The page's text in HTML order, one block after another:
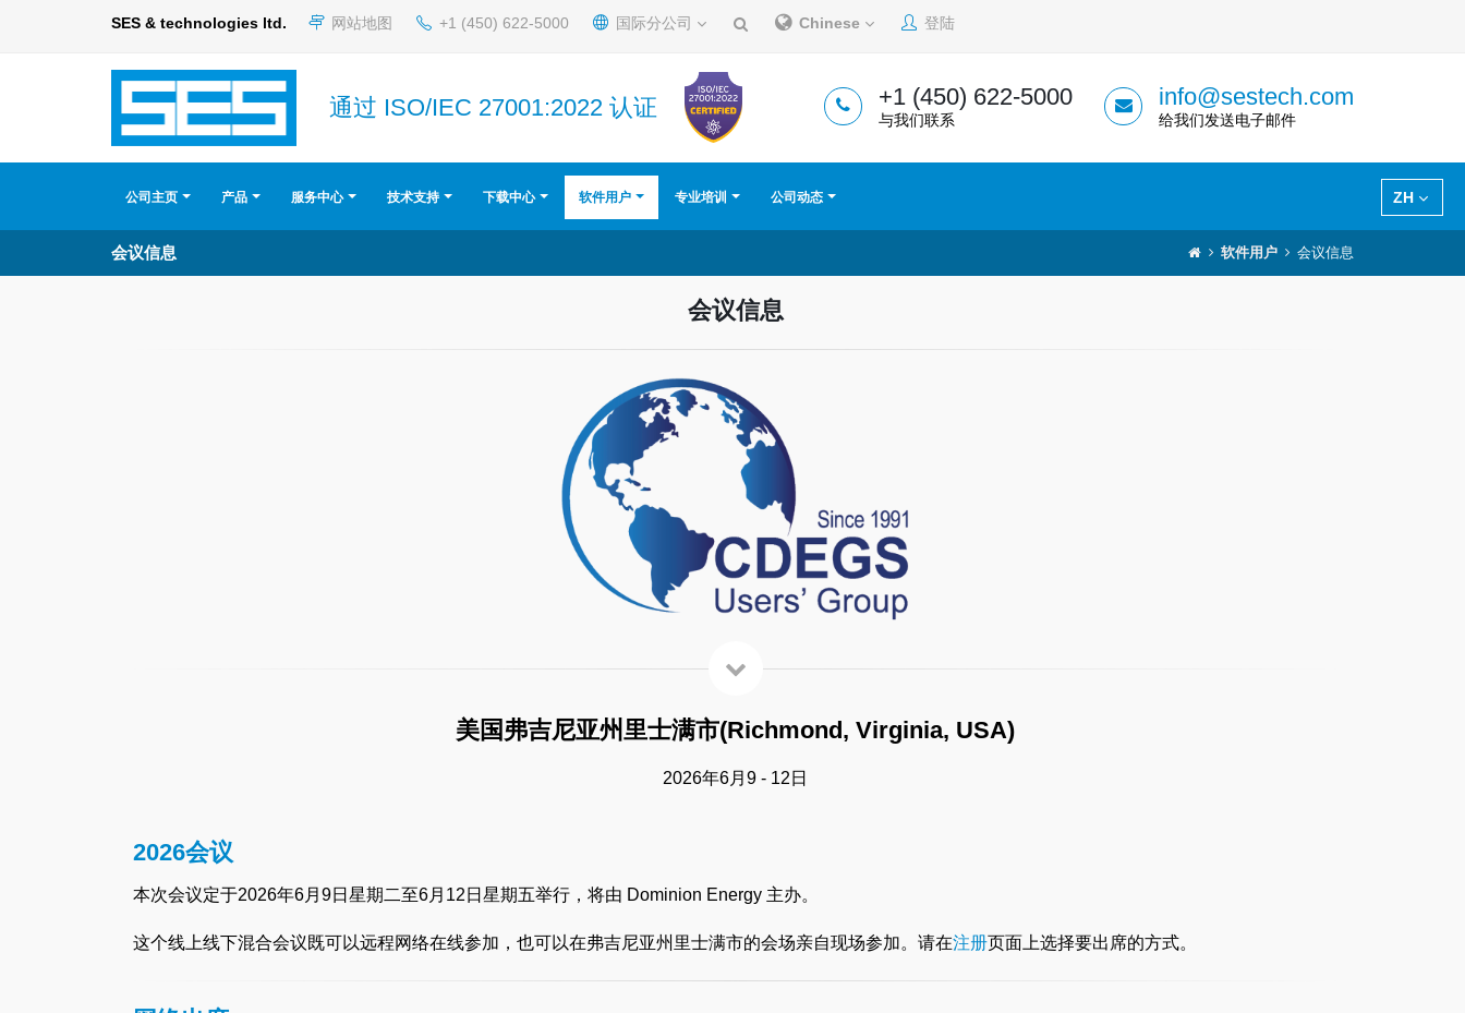
SES & technologies ltd. 网站地图 +1 (450) 622-5000 国际分公司 Chinese 登陆
通过 ISO/IEC 27001:2022 认证 +1 (450) 622-5000
与我们联系
info@sestech.com
给我们发送电子邮件
ZH
公司主页 产品 服务中心 技术支持 下载中心 软件用户 专业培训 公司动态
会议信息 软件用户 会议信息
会议信息
美国弗吉尼亚州里士满市(Richmond, Virginia, USA)
2026年6月9 - 12日
2026会议
本次会议定于2026年6月9日星期二至6月12日星期五举行，将由 Dominion Energy 主办。
这个线上线下混合会议既可以远程网络在线参加，也可以在弗吉尼亚州里士满市的会场亲自现场参加。请在注册页面上选择要出席的方式。